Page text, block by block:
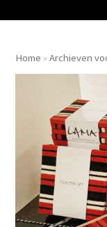
Home »Archieven